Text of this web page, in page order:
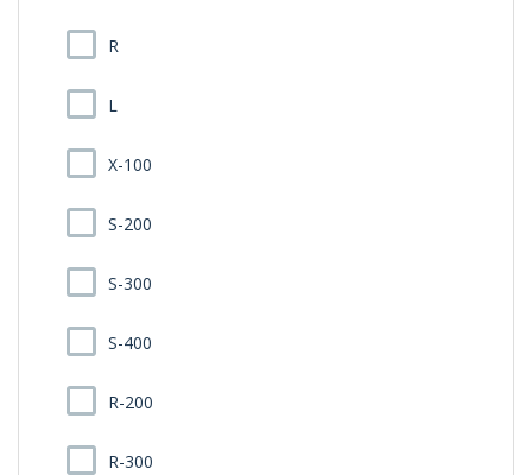
R
L
X-100
S-200
S-300
S-400
R-200
R-300